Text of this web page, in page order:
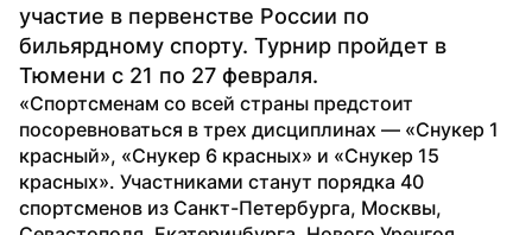
участие в первенстве России по
бильярдному спорту. Турнир пройдет в
Тюмени с 21 по 27 февраля.
«Спортсменам со всей страны предстоит
посоревноваться в трех дисциплинах — «Снукер 1
красный», «Снукер 6 красных» и «Снукер 15
красных». Участниками станут порядка 40
спортсменов из Санкт-Петербурга, Москвы,